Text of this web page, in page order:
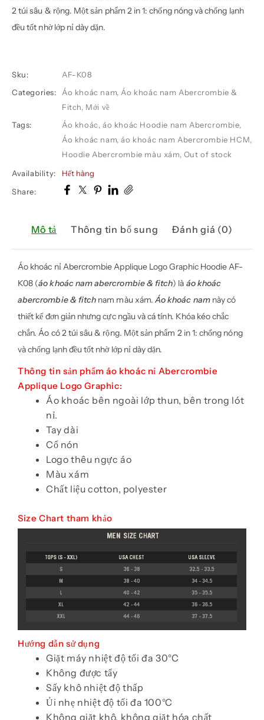
2 túi sâu & rộng. Một sản phẩm 2 in 1: chống nóng và chống lạnh
đều tốt nhờ lớp nỉ dày dặn.
Sku:
AF-K08
Categories:
Áo khoác nam, Áo khoác nam Abercrombie &
Fitch, Mới về
Tags:
Áo khoác,áo khoác Hoodie nam Abercrombie,
Áo khoác nam,áo khoác nam Abercrombie HCM,
Hoodie Abercrombie màu xám, Out of stock
Availability:
Hết hàng
Share:
Mô tả Thông tin bổ sung Đánh giá (0)
Áo khoác nỉ Abercrombie Applique Logo Graphic Hoodie AF-
K08 (áo khoác nam abercrombie & fitch) là áo khoác
abercrombie & fitch nam màu xám. Áo khoác namnày có
thiết kế đơn giản nhưng cực ngầu và cá tính. Khóa kéo chắc
chắn. Áo có 2 túi sâu & rộng. Một sản phẩm 2 in 1: chống nóng
và chống lạnh đều tốt nhờ lớp nỉ dày dặn.
Thông tin sản phẩm áo khoác nỉ Abercrombie
Applique Logo Graphic:
Áo khoác bên ngoài lớp thun, bên trong lót
nỉ.
Tay dài
Cổ nón
Logo thêu ngực áo
Màu xám
Chất liệu cotton, polyester
Size Chart tham khảo
Hướng dẫn sử dụng
Giặt máy nhiệt độ tối đa 30°C
Không được tẩy
Sấy khô nhiệt độ thấp
Ủi nhẹ nhiệt độ tối đa 100°C
Không giặt khô, không giặt hóa chất